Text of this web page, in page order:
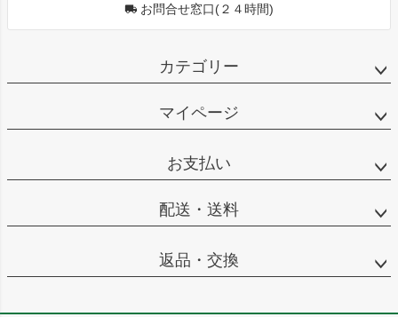
お問合せ窓口(２４時間)
カテゴリー
マイページ
お支払い
配送・送料
返品・交換